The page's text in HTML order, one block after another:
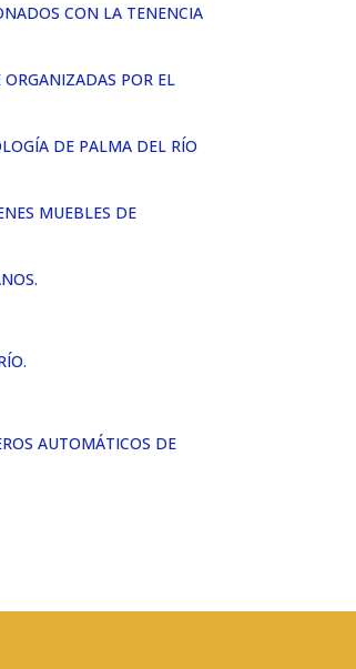
CON LA TENENCIA
POR EL
DE PALMA DEL RÍO
MUEBLES DE
AUTOMÁTICOS DE